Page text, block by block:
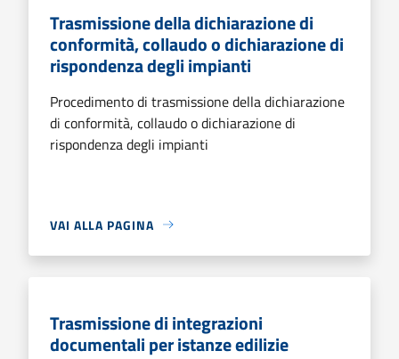
Trasmissione della dichiarazione di
conformità, collaudo o dichiarazione di
rispondenza degli impianti
Procedimento di trasmissione della dichiarazione
di conformità, collaudo o dichiarazione di
rispondenza degli impianti
VAI ALLA PAGINA
Trasmissione di integrazioni
documentali per istanze edilizie